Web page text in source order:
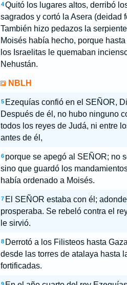
4 Quitó los lugares altos, derribó
sagrados y cortó la Asera (deidad
También hizo pedazos la
Moisés había hecho, porque
los Israelitas le quemaban
Nehustán.
NBLH
5 Ezequías confió en el SEÑOR,
Después de él, no hubo ninguno
todos los reyes de Judá, ni entre
antes de él,
6 porque se apegó al SEÑOR; no
sino que guardó los
había ordenado a Moisés.
7 El SEÑOR estaba con él;
prosperaba. Se rebeló contra el
le sirvió.
8 Derrotó a los Filisteos hasta
desde las torres de atalaya hasta
fortificadas.